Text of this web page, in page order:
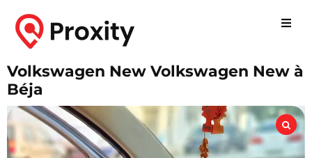
Volkswagen New Volkswagen New à
Béja